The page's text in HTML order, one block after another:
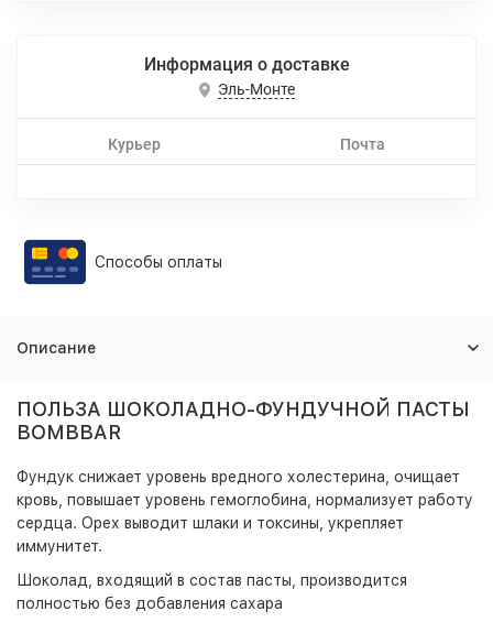
Информация о доставке
Эль-Монте
Курьер Почта
Способы оплаты
Описание
ПОЛЬЗА ШОКОЛАДНО-ФУНДУЧНОЙ ПАСТЫ
BOMBBAR
Фундук снижает уровень вредного холестерина, очищает
кровь, повышает уровень гемоглобина, нормализует работу
сердца. Орех выводит шлаки и токсины, укрепляет
иммунитет.
Шоколад , входящий в состав пасты, производится
полностью без добавления сахара